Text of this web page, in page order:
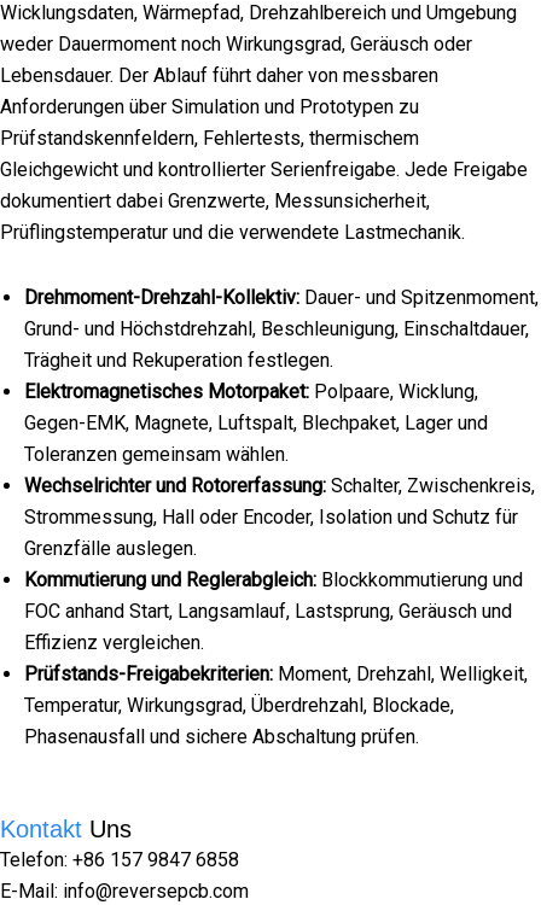
Wicklungsdaten, Wärmepfad, Drehzahlbereich und Umgebung
weder Dauermoment noch Wirkungsgrad, Geräusch oder
Lebensdauer. Der Ablauf führt daher von messbaren
Anforderungen über Simulation und Prototypen zu
Prüfstandskennfeldern, Fehlertests, thermischem
Gleichgewicht und kontrollierter Serienfreigabe. Jede Freigabe
dokumentiert dabei Grenzwerte, Messunsicherheit,
Prüflingstemperatur und die verwendete Lastmechanik.
Drehmoment-Drehzahl-Kollektiv: Dauer- und Spitzenmoment,
Grund- und Höchstdrehzahl, Beschleunigung, Einschaltdauer,
Trägheit und Rekuperation festlegen.
Elektromagnetisches Motorpaket: Polpaare, Wicklung,
Gegen-EMK, Magnete, Luftspalt, Blechpaket, Lager und
Toleranzen gemeinsam wählen.
Wechselrichter und Rotorerfassung: Schalter, Zwischenkreis,
Strommessung, Hall oder Encoder, Isolation und Schutz für
Grenzfälle auslegen.
Kommutierung und Reglerabgleich: Blockkommutierung und
FOC anhand Start, Langsamlauf, Lastsprung, Geräusch und
Effizienz vergleichen.
Prüfstands-Freigabekriterien: Moment, Drehzahl, Welligkeit,
Temperatur, Wirkungsgrad, Überdrehzahl, Blockade,
Phasenausfall und sichere Abschaltung prüfen.
Kontakt Uns
Telefon: +86 157 9847 6858
E-Mail: info@reversepcb.com